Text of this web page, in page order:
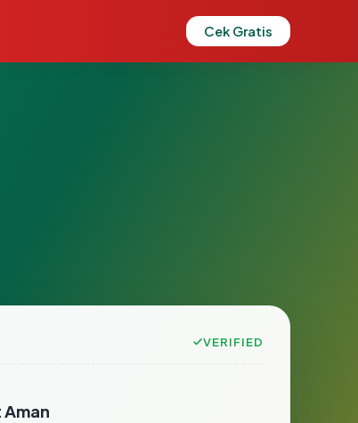
Cek Gratis
VERIFIED